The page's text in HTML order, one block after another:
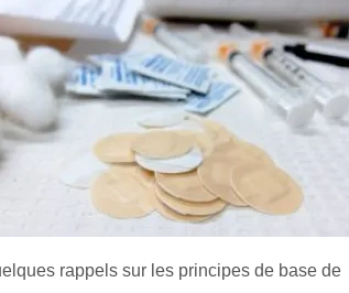
rappels sur les principes de base de